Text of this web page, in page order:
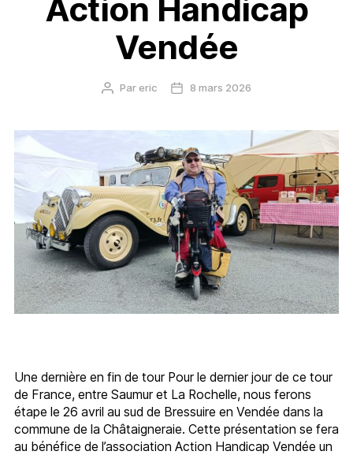
Action Handicap
Vendée
Auteur
Pareric
Date8 mars 2026
Une dernière en fin de tour Pour le dernier jour de ce tour
de France, entre Saumur et La Rochelle, nous ferons
étape le 26 avril au sud de Bressuire en Vendée dans la
commune de la Châtaigneraie. Cette présentation se fera
au bénéfice de l’association Action Handicap Vendée un